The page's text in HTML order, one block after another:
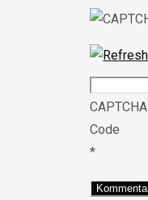
CAPTCHA
Code
*